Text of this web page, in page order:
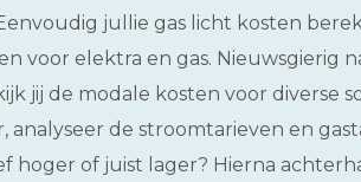
jullie gas licht kosten
voor elektra en gas. Nieuwsgierig
jij de modale kosten voor diverse
de stroomtarieven en
hoger of juist lager? Hierna